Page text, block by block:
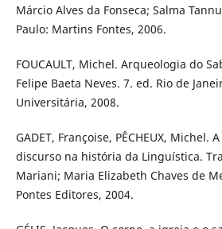
Márcio Alves da Fonseca; Salma
Paulo: Martins Fontes, 2006.
FOUCAULT, Michel. Arqueologia do
Felipe Baeta Neves. 7. ed. Rio de
Universitária, 2008.
GADET, Françoise, PÊCHEUX,
discurso na história da Linguística.
Mariani; Maria Elizabeth Chaves de
Pontes Editores, 2004.